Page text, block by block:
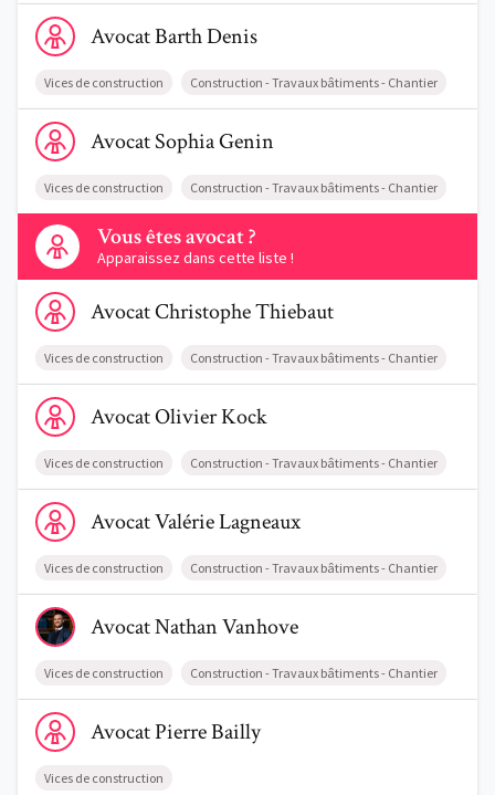
Voir le profil de AvocatBarth Denis
AvocatBarthDenis
Vices de construction Construction - Travaux bâtiments - Chantier
Voir le profil de AvocatSophia Genin
AvocatSophiaGenin
Vices de construction Construction - Travaux bâtiments - Chantier
Vous êtes avocat ?
Apparaissez dans cette liste !
Contactez-nous
Voir le profil de AvocatChristophe Thiebaut
AvocatChristopheThiebaut
Vices de construction Construction - Travaux bâtiments - Chantier
Voir le profil de AvocatOlivier Kock
AvocatOlivierKock
Vices de construction Construction - Travaux bâtiments - Chantier
Voir le profil de AvocatValérie Lagneaux
AvocatValérieLagneaux
Vices de construction Construction - Travaux bâtiments - Chantier
Voir le profil de AvocatNathan Vanhove
AvocatNathanVanhove
Vices de construction Construction - Travaux bâtiments - Chantier
Voir le profil de AvocatPierre Bailly
AvocatPierreBailly
Vices de construction